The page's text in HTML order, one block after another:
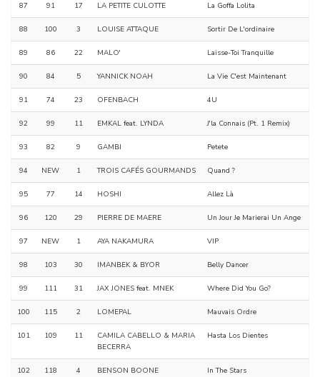
87 91 17 LA PETITE CULOTTE La Goffa Lolita
88 100 3 LOUISE ATTAQUE Sortir De L'ordinaire
89 86 22 MALO' Laisse-Toi Tranquille
90 84 5 YANNICK NOAH La Vie C'est Maintenant
91 74 23 OFENBACH 4U
92 99 11 EMKAL feat. LYNDA J'la Connais (Pt. 1 Remix)
93 82 9 GAMBI Petete
94 NEW 1 TROIS CAFÉS GOURMANDS Quand ?
95 77 14 HOSHI Allez Là
96 120 29 PIERRE DE MAERE Un Jour Je Marierai Un Ange
97 NEW 1 AYA NAKAMURA VIP
98 103 30 IMANBEK & BYOR Belly Dancer
99 111 31 JAX JONES feat. MNEK Where Did You Go?
100 115 2 LOMEPAL Mauvais Ordre
101 109 11
CAMILA CABELLO & MARIA
BECERRA
Hasta Los Dientes
102 118 4 BENSON BOONE In The Stars